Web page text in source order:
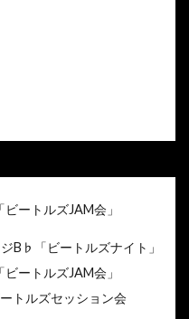
ートルズJAM会」
B♭「ビートルズナイト」
ートルズJAM会」
トルズセッション会